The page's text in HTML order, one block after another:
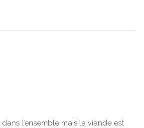
l'ensemble mais la viande est